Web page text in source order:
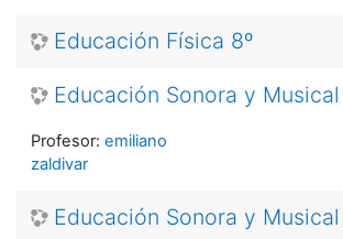
Educación Física 8º
Educación Sonora y Musical
Profesor: emiliano
zaldivar
Educación Sonora y Musical